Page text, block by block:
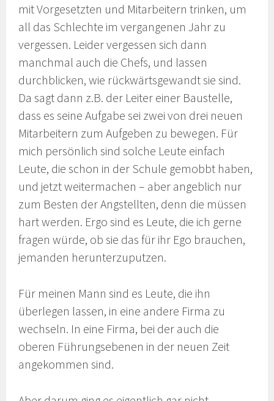
mit Vorgesetzten und Mitarbeitern trinken, um
all das Schlechte im vergangenen Jahr zu
vergessen. Leider vergessen sich dann
manchmal auch die Chefs, und lassen
durchblicken, wie rückwärtsgewandt sie sind.
Da sagt dann z.B. der Leiter einer Baustelle,
dass es seine Aufgabe sei zwei von drei neuen
Mitarbeitern zum Aufgeben zu bewegen. Für
mich persönlich sind solche Leute einfach
Leute, die schon in der Schule gemobbt haben,
und jetzt weitermachen – aber angeblich nur
zum Besten der Angstellten, denn die müssen
hart werden. Ergo sind es Leute, die ich gerne
fragen würde, ob sie das für ihr Ego brauchen,
jemanden herunterzuputzen.
Für meinen Mann sind es Leute, die ihn
überlegen lassen, in eine andere Firma zu
wechseln. In eine Firma, bei der auch die
oberen Führungsebenen in der neuen Zeit
angekommen sind.